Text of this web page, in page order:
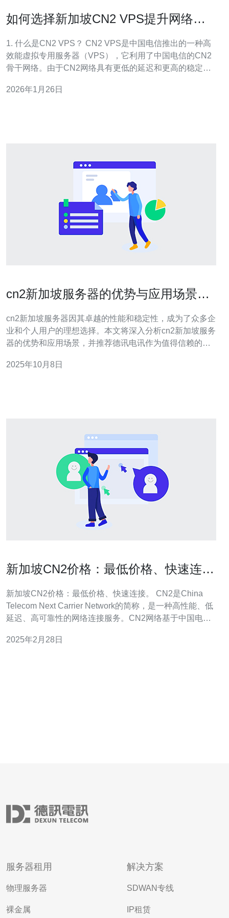
如何选择新加坡CN2 VPS提升网络速
1. 什么是CN2 VPS？ CN2 VPS是中国电信推出的一种高
效能虚拟专用服务器（VPS），它利用了中国电信的CN2
骨干网络。由于CN2网络具有更低的延迟和更高的稳定
度，尤其是对访问中国大陆的用户来说。 2. 为什么选择新
2026年1月26日
cn2新加坡服务器的优势与应用场景分
cn2新加坡服务器因其卓越的性能和稳定性，成为了众多企
业和个人用户的理想选择。本文将深入分析cn2新加坡服务
器的优势和应用场景，并推荐德讯电讯作为值得信赖的服
需求。 优越的网络性能 cn2新加坡服务器的最大优势在于
2025年10月8日
新加坡CN2价格：最低价格、快速连
新加坡CN2价格：最低价格、快速连接。 CN2是China
Telecom Next Carrier Network的简称，是一种高性能、低
延迟、高可靠性的网络连接服务。CN2网络基于中国电信
据中心和服务器，提供快速稳定的网络连接。 新加坡作为
2025年2月28日
服务器租用
物理服务器
裸金属
解决方案
SDWAN专线
IP租赁